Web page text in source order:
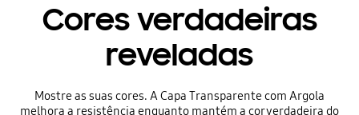
Cores verdadeiras
reveladas
Mostre as suas cores. A Capa Transparente com Argola
melhora a resistência enquanto mantém a cor verdadeira do